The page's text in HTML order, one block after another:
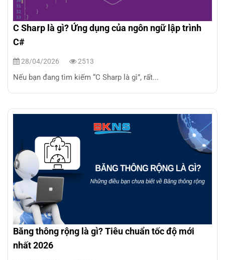
C Sharp là gì? Ứng dụng của ngôn ngữ lập trình
C#
28/04/2026 2513
Nếu bạn đang tìm kiếm “C Sharp là gì”, rất...
Băng thông rộng là gì? Tiêu chuẩn tốc độ mới
nhất 2026